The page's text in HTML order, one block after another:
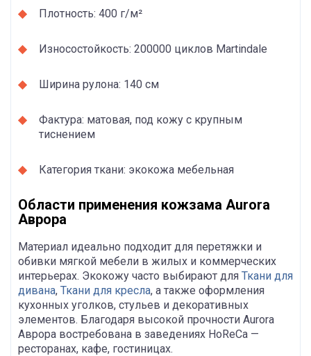
Плотность: 400 г/м²
Износостойкость: 200000 циклов Martindale
Ширина рулона: 140 см
Фактура: матовая, под кожу с крупным
тиснением
Категория ткани: экокожа мебельная
Области применения кожзама Aurora
Аврора
Материал идеально подходит для перетяжки и
обивки мягкой мебели в жилых и коммерческих
интерьерах. Экокожу часто выбирают для Ткани для
дивана, Ткани для кресла, а также оформления
кухонных уголков, стульев и декоративных
элементов. Благодаря высокой прочности Aurora
Аврора востребована в заведениях HoReCa —
ресторанах, кафе, гостиницах.